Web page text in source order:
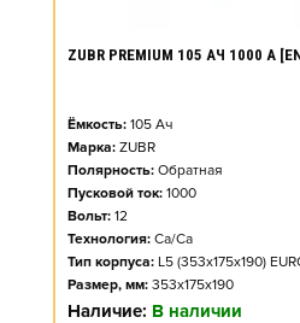
ZUBR PREMIUM 105 АЧ 1000 А
Ёмкость: 105 Ач
Марка: ZUBR
Полярность: Обратная
Пусковой ток: 1000
Вольт: 12
Технология: Ca/Ca
Тип корпуса: L5 (353x175x190)
Размер, мм: 353x175x190
Наличие: В наличии